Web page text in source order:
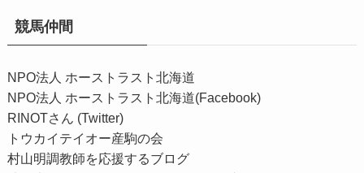
競馬仲間
NPO法人 ホーストラスト北海道
NPO法人 ホーストラスト北海道(Facebook)
RINOTさん (Twitter)
トウカイテイオー産駒の会
村山明調教師を応援するブログ